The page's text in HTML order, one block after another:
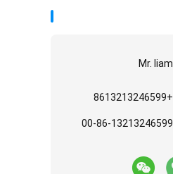
Mr. liam
+8613213246599
00-86-13213246599